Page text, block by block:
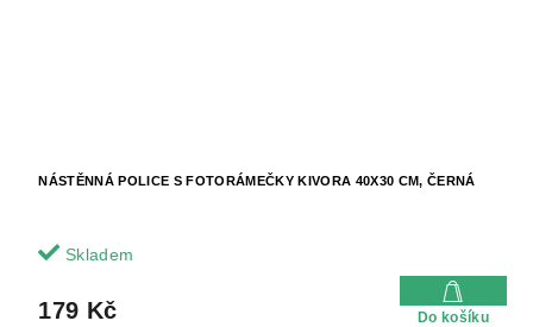
NÁSTĚNNÁ POLICE S FOTORÁMEČKY KIVORA 40X30 CM, ČERNÁ
Skladem
179 Kč Do košíku